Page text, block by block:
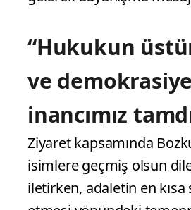
“Hukukun
ve
inancımız
Ziyaret kapsamında
isimlere geçmiş olsun
iletirken, adaletin en